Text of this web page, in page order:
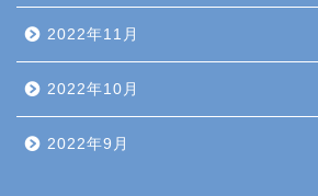
2022年11月
2022年10月
2022年9月